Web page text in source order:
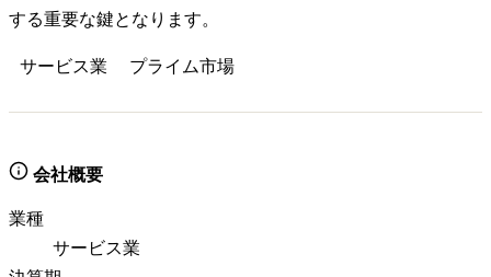
する重要な鍵となります。
サービス業 プライム市場
会社概要
業種
サービス業